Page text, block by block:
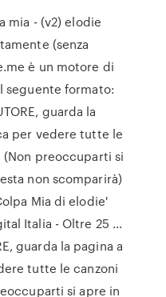
mia - (v2) elodie
(senza
è un motore di
seguente formato:
guarda la
per vedere tutte le
(Non preoccuparti si
non scomparirà)
Mia di elodie'
Italia - Oltre 25 …
guarda la pagina a
tutte le canzoni
si apre in